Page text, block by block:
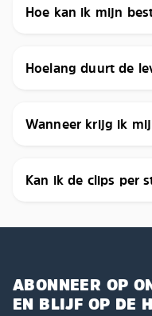
Hoe kan ik mijn
Hoelang duurt de
Wanneer krijg ik
Kan ik de clips per
ABONNEER OP
EN BLIJF OP DE